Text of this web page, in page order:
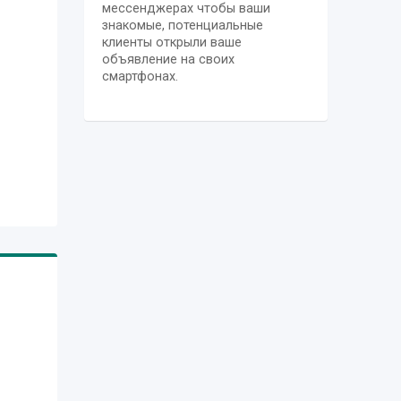
мессенджерах чтобы ваши
знакомые, потенциальные
клиенты открыли ваше
объявление на своих
смартфонах.